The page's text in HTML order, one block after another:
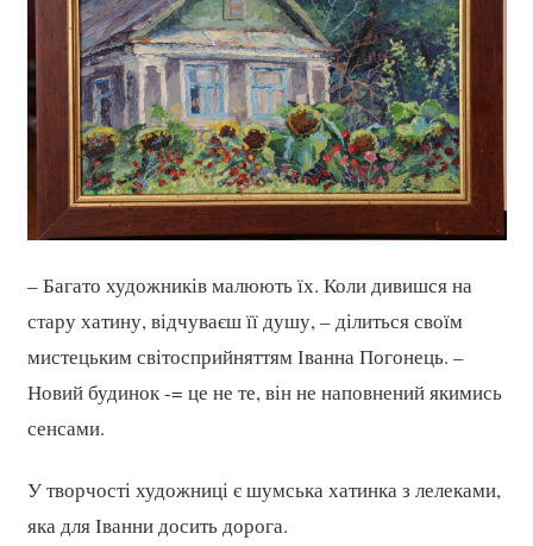
– Багато художників малюють їх. Коли дивишся на
стару хатину, відчуваєш її душу, – ділиться своїм
мистецьким світосприйняттям Іванна Погонець. –
Новий будинок -= це не те, він не наповнений якимись
сенсами.
У творчості художниці є шумська хатинка з лелеками,
яка для Іванни досить дорога.